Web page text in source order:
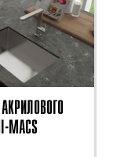
MACS